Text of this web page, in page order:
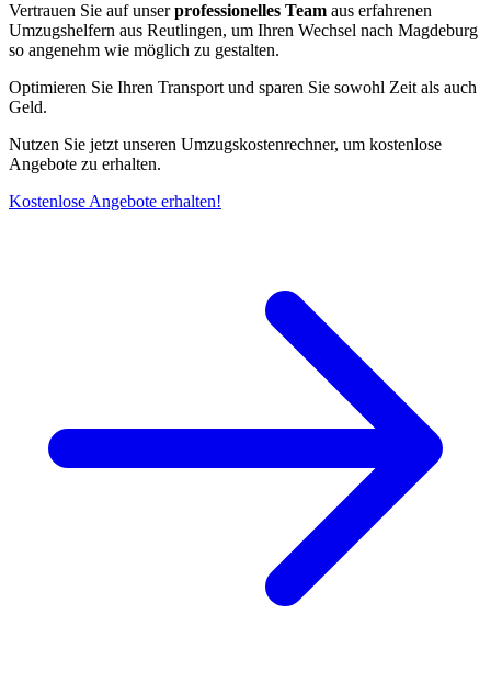
Vertrauen Sie auf unserprofessionelles Team aus erfahrenen
Umzugshelfern aus Reutlingen, um Ihren Wechsel nach Magdeburg
so angenehm wie möglich zu gestalten.
Optimieren Sie Ihren Transport und sparen Sie sowohl Zeit als auch
Geld.
Nutzen Sie jetzt unseren Umzugskostenrechner, um kostenlose
Angebote zu erhalten.
Kostenlose Angebote erhalten!